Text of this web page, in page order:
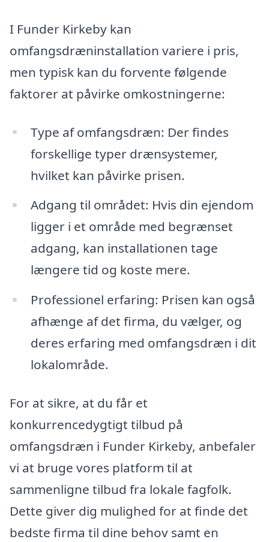
I Funder Kirkeby kan
omfangsdræninstallation variere i pris,
men typisk kan du forvente følgende
faktorer at påvirke omkostningerne:
Type af omfangsdræn: Der findes
forskellige typer drænsystemer,
hvilket kan påvirke prisen.
Adgang til området: Hvis din ejendom
ligger i et område med begrænset
adgang, kan installationen tage
længere tid og koste mere.
Professionel erfaring: Prisen kan også
afhænge af det firma, du vælger, og
deres erfaring med omfangsdræn i dit
lokalområde.
For at sikre, at du får et
konkurrencedygtigt tilbud på
omfangsdræn i Funder Kirkeby, anbefaler
vi at bruge vores platform til at
sammenligne tilbud fra lokale fagfolk.
Dette giver dig mulighed for at finde det
bedste firma til dine behov samt en